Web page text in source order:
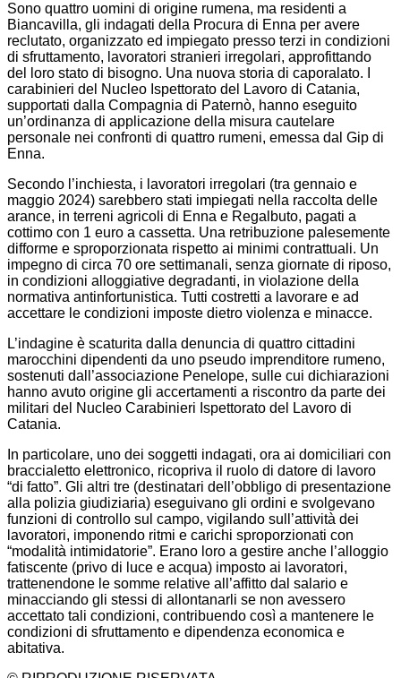
Sono quattro uomini di origine rumena, ma residenti a
Biancavilla, gli indagati della Procura di Enna per avere
reclutato, organizzato ed impiegato presso terzi in condizioni
di sfruttamento, lavoratori stranieri irregolari, approfittando
del loro stato di bisogno. Una nuova storia di caporalato. I
carabinieri del Nucleo Ispettorato del Lavoro di Catania,
supportati dalla Compagnia di Paternò, hanno eseguito
un’ordinanza di applicazione della misura cautelare
personale nei confronti di quattro rumeni, emessa dal Gip di
Enna.
Secondo l’inchiesta, i lavoratori irregolari (tra gennaio e
maggio 2024) sarebbero stati impiegati nella raccolta delle
arance, in terreni agricoli di Enna e Regalbuto, pagati a
cottimo con 1 euro a cassetta. Una retribuzione palesemente
difforme e sproporzionata rispetto ai minimi contrattuali. Un
impegno di circa 70 ore settimanali, senza giornate di riposo,
in condizioni alloggiative degradanti, in violazione della
normativa antinfortunistica. Tutti costretti a lavorare e ad
accettare le condizioni imposte dietro violenza e minacce.
L’indagine è scaturita dalla denuncia di quattro cittadini
marocchini dipendenti da uno pseudo imprenditore rumeno,
sostenuti dall’associazione Penelope, sulle cui dichiarazioni
hanno avuto origine gli accertamenti a riscontro da parte dei
militari del Nucleo Carabinieri Ispettorato del Lavoro di
Catania.
In particolare, uno dei soggetti indagati, ora ai domiciliari con
braccialetto elettronico, ricopriva il ruolo di datore di lavoro
“di fatto”. Gli altri tre (destinatari dell’obbligo di presentazione
alla polizia giudiziaria) eseguivano gli ordini e svolgevano
funzioni di controllo sul campo, vigilando sull’attività dei
lavoratori, imponendo ritmi e carichi sproporzionati con
“modalità intimidatorie”. Erano loro a gestire anche l’alloggio
fatiscente (privo di luce e acqua) imposto ai lavoratori,
trattenendone le somme relative all’affitto dal salario e
minacciando gli stessi di allontanarli se non avessero
accettato tali condizioni, contribuendo così a mantenere le
condizioni di sfruttamento e dipendenza economica e
abitativa.